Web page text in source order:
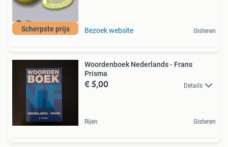
Scherpste prijs Bezoek website Gisteren
Woordenboek Nederlands - Frans
Prisma
€ 5,00 Details
Rijen Gisteren